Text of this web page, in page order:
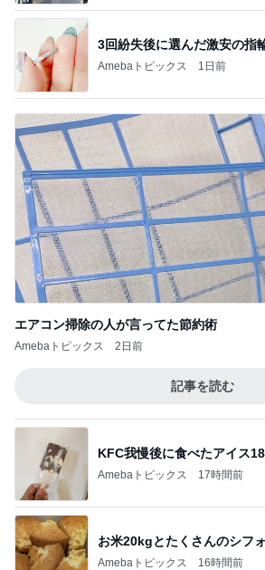
エアコン掃除の人が言ってた節約術
Amebaトピックス 2日前
記事を読む
Amebaトピックス 17時間前
お米20kgとたくさんのシフォ
Amebaトピックス 16時間前
初めましての時より倍の大き
Amebaトピックス 1日前